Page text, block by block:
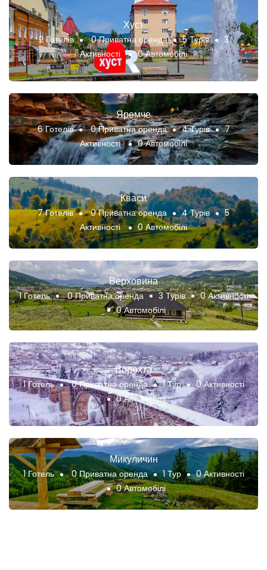
Хуст
2 Готелів 0 Приватна оренда 5 Турів
3
Активності
0 Автомобілі
Яремче
6 Готелів 0 Приватна оренда 4 Турів
7
Активності
0 Автомобілі
Кваси
7 Готелів 0 Приватна оренда 4 Турів
5
Активності
0 Автомобілі
Верховина
1 Готель 0 Приватна оренда 3 Турів
0 Активності
0 Автомобілі
Ворохта
1 Готель 0 Приватна оренда 1 Тур
0 Активності
0 Автомобілі
Микуличин
1 Готель 0 Приватна оренда 1 Тур
0 Активності
0 Автомобілі